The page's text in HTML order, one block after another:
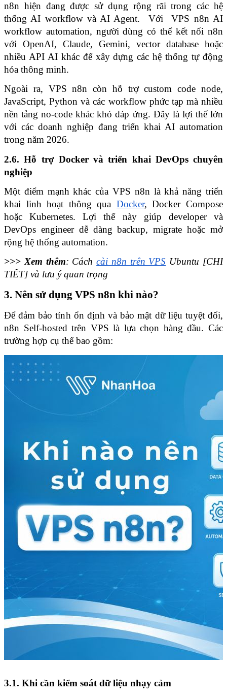
n8n hiện đang được sử dụng rộng rãi trong các hệ
thống AI workflow và AI Agent.  Với  VPS n8n AI
workflow automation, người dùng có thể kết nối n8n
với OpenAI, Claude, Gemini, vector database hoặc
nhiều API AI khác để xây dựng các hệ thống tự động
hóa thông minh.
Ngoài ra, VPS n8n còn hỗ trợ custom code node,
JavaScript, Python và các workflow phức tạp mà nhiều
nền tảng no-code khác khó đáp ứng. Đây là lợi thế lớn
với các doanh nghiệp đang triển khai AI automation
trong năm 2026.
2.6. Hỗ trợ Docker và triển khai DevOps chuyên
nghiệp
Một điểm mạnh khác của VPS n8n là khả năng triển
khai linh hoạt thông qua Docker, Docker Compose
hoặc Kubernetes. Lợi thế này giúp developer và
DevOps engineer dễ dàng backup, migrate hoặc mở
rộng hệ thống automation.
>>> Xem thêm: Cách cài n8n trên VPS Ubuntu [CHI
TIẾT] và lưu ý quan trọng
3. Nên sử dụng VPS n8n khi nào?
Để đảm bảo tính ổn định và bảo mật dữ liệu tuyệt đối,
n8n Self-hosted trên VPS là lựa chọn hàng đầu. Các
trường hợp cụ thể bao gồm:
3.1. Khi cần kiểm soát dữ liệu nhạy cảm